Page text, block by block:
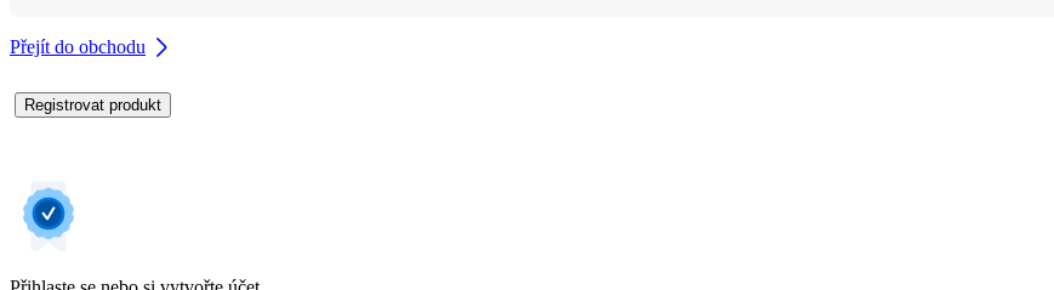
Přejít do obchodu
Registrovat produkt